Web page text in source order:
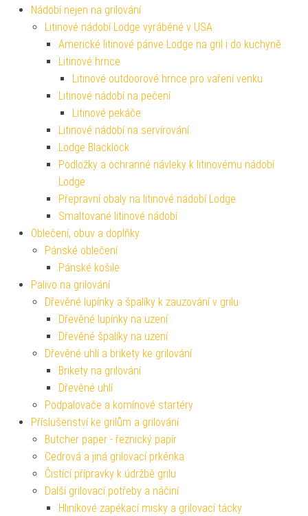
Nádobí nejen na grilování
Litinové nádobí Lodge vyráběné v USA
Americké litinové pánve Lodge na gril i do kuchyně
Litinové hrnce
Litinové outdoorové hrnce pro vaření venku
Litinové nádobí na pečení
Litinové pekáče
Litinové nádobí na servírování
Lodge Blacklock
Podložky a ochranné návleky k litinovému nádobí
Lodge
Přepravní obaly na litinové nádobí Lodge
Smaltované litinové nádobí
Oblečení, obuv a doplňky
Pánské oblečení
Pánské košile
Palivo na grilování
Dřevěné lupínky a špalíky k zauzování v grilu
Dřevěné lupínky na uzení
Dřevěné špalíky na uzení
Dřevěné uhlí a brikety ke grilování
Brikety na grilování
Dřevěné uhlí
Podpalovače a komínové startéry
Příslušenství ke grilům a grilování
Butcher paper - řeznický papír
Cedrová a jiná grilovací prkénka
Čistící přípravky k údržbě grilu
Další grilovací potřeby a náčiní
Hliníkové zapékací misky a grilovací tácky